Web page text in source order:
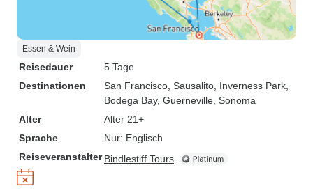
Essen & Wein
Reisedauer
5 Tage
Destinationen
San Francisco , Sausalito , Inverness Park
Bodega Bay, Guerneville , Sonoma
Alter
Alter 21+
Sprache
Nur: Englisch
Reiseveranstalter Bindlestiff Tours